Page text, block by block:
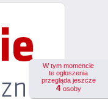
W tym momencie
te ogłoszenia
przegląda jeszcze
4 osoby